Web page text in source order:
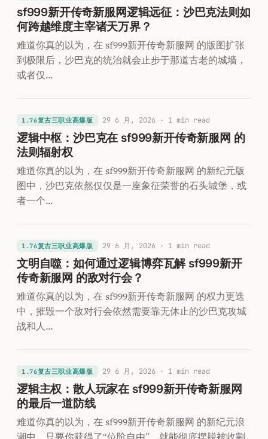
sf999新开传奇新服网逻辑远征：沙巴克法则如
何跨越维度主宰诸天万界？
难道你真的以为，在 sf999新开传奇新服网 的版图扩张
到极限后，沙巴克的统治就会止步于那道古老的城墙，
或者仅…
1.76复古三职业高爆版 29 6 月, 2026· 1 min read
逻辑中枢：沙巴克在 sf999新开传奇新服网 的
法则辐射权
难道你真的以为，在 sf999新开传奇新服网 的新纪元版
图中，沙巴克依然仅仅是一座象征荣誉的石头城堡，或
者一个…
1.76复古三职业高爆版 29 6 月, 2026· 1 min read
文明自噬：如何通过逻辑博弈瓦解 sf999新开
传奇新服网 的敌对行会？
难道你真的以为，在 sf999新开传奇新服网 的权力更迭
中，摧毁一个敌对行会依然需要靠无休止的沙巴克攻城
战和人…
1.76复古三职业高爆版 29 6 月, 2026· 1 min read
逻辑主权：散人玩家在 sf999新开传奇新服网
的最后一道防线
难道你真的以为，在 sf999新开传奇新服网 的新纪元浪